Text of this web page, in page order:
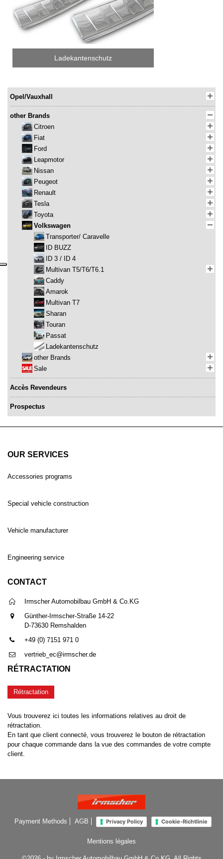
Ladekantenschutz
Opel/Vauxhall
other Brands
Citroen
Fiat
Ford
Leapmotor
Nissan
Peugeot
Renault
Tesla
Toyota
Volkswagen
Transporter/ Caravelle
ID BUZZ
ID 3 / ID 4
Multivan T5/T6/T6.1
Caddy
Amarok
Multivan T7
Sharan
Touran
Passat
Ladekantenschutz
other Brands
Sale
Accès Revendeurs
Prospectus
OUR SERVICES
Accessories programs
Special vehicle construction
Vehicle manufacturer
Engineering service
CONTACT
Irmscher Automobilbau GmbH & Co.KG
Günther-Irmscher-Straße 14-22
D-73630 Remshalden
+49 (0) 7151 971 0
vertrieb_ec@irmscher.de
RÉTRACTATION
Rétractation
Vous trouverez ici toutes les informations relatives au droit de
rétractation.
En tant que client connecté, vous trouverez le bouton de rétractation
pour chaque commande dans la vue des commandes de votre compte
client.
Payment Methods AGB Privacy Policy Cookie-Richtlinie
Mentions légales